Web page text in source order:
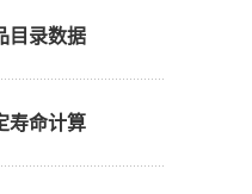
目录数据
寿命计算